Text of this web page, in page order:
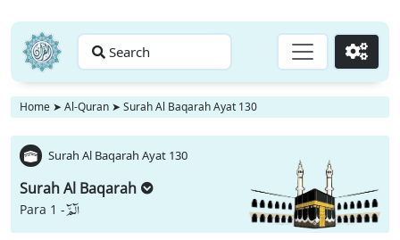
Search Go
Home ➤ Al-Quran ➤ Surah Al Baqarah Ayat 130
Surah Al Baqarah Ayat 130
Surah Al Baqarah
Para 1 -الٓمّٓ